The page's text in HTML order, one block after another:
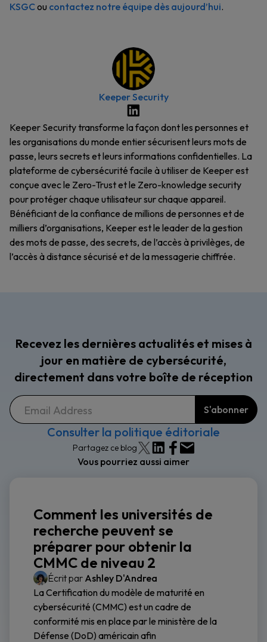
KSGCou contactez notre équipe dès aujourd’hui.
Keeper Security
Keeper Security transforme la façon dont les personnes et
les organisations du monde entier sécurisent leurs mots de
passe, leurs secrets et leurs informations confidentielles. La
plateforme de cybersécurité facile à utiliser de Keeper est
conçue avec le Zero-Trust et le Zero-knowledge security
pour protéger chaque utilisateur sur chaque appareil.
Bénéficiant de la confiance de millions de personnes et de
milliers d’organisations, Keeper est le leader de la gestion
des mots de passe, des secrets, de l’accès à privilèges, de
l’accès à distance sécurisé et de la messagerie chiffrée.
Recevez les dernières actualités et mises à
jour en matière de cybersécurité,
directement dans votre boîte de réception
Consulter la politique éditoriale
Partagez ce blog
Vous pourriez aussi aimer
Comment les universités de
recherche peuvent se
préparer pour obtenir la
CMMC de niveau 2
Écrit par Ashley D'Andrea
La Certification du modèle de maturité en
cybersécurité (CMMC) est un cadre de
conformité mis en place par le ministère de la
Défense (DoD) américain afin